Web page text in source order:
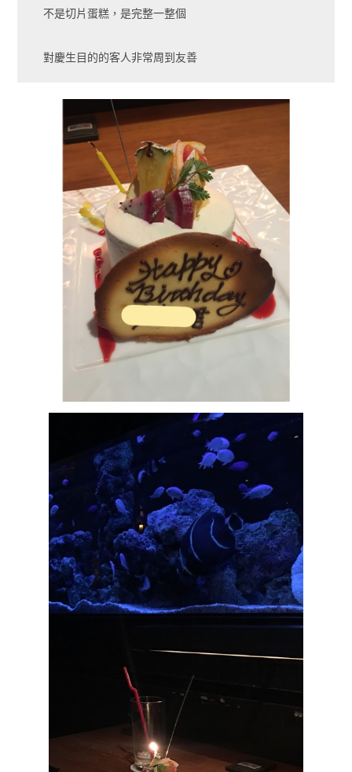
不是切片蛋糕，是完整一整個
對慶生目的的客人非常周到友善